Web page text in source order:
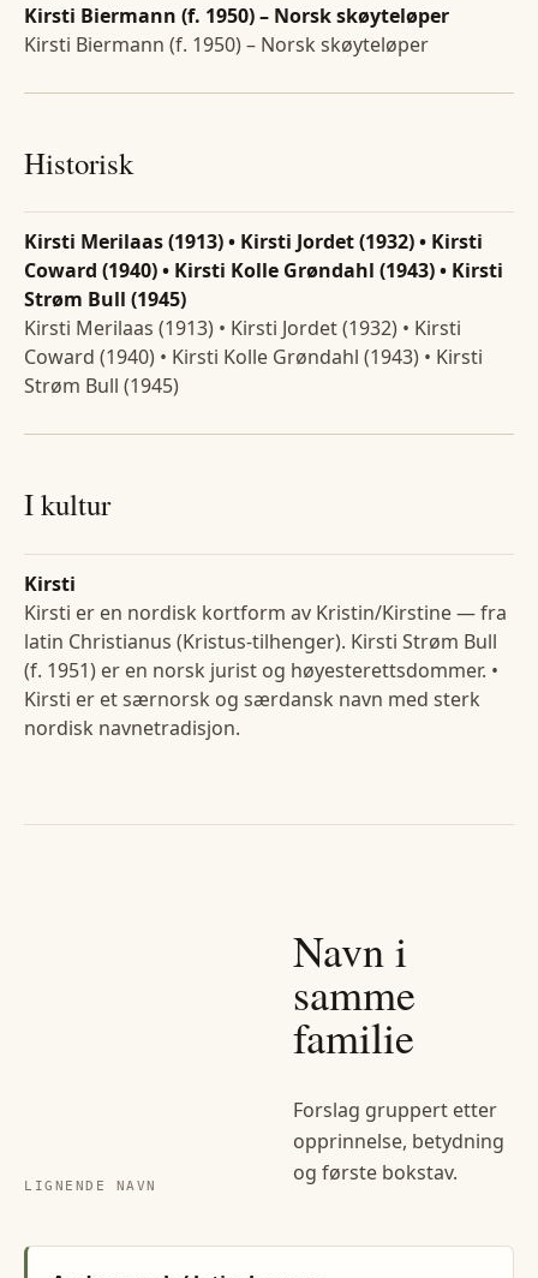
Kirsti Biermann (f. 1950) – Norsk skøyteløper
Kirsti Biermann (f. 1950) – Norsk skøyteløper
Historisk
Kirsti Merilaas (1913) • Kirsti Jordet (1932) • Kirsti
Coward (1940) • Kirsti Kolle Grøndahl (1943) • Kirsti
Strøm Bull (1945)
Kirsti Merilaas (1913) • Kirsti Jordet (1932) • Kirsti
Coward (1940) • Kirsti Kolle Grøndahl (1943) • Kirsti
Strøm Bull (1945)
I kultur
Kirsti
Kirsti er en nordisk kortform av Kristin/Kirstine — fra
latin Christianus (Kristus-tilhenger). Kirsti Strøm Bull
(f. 1951) er en norsk jurist og høyesterettsdommer. •
Kirsti er et særnorsk og særdansk navn med sterk
nordisk navnetradisjon.
LIGNENDE NAVN
Navn i
samme
familie
Forslag gruppert etter
opprinnelse, betydning
og første bokstav.